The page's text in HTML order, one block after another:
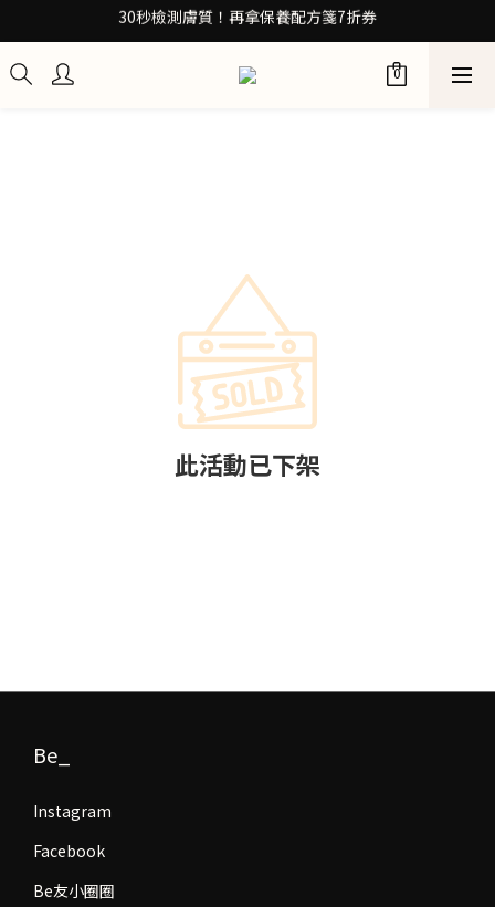
30秒檢測膚質！再拿保養配方箋7折券
30秒檢測膚質！再拿保養配方箋7折券
此活動已下架
Be_
Instagram
Facebook
Be友小圈圈